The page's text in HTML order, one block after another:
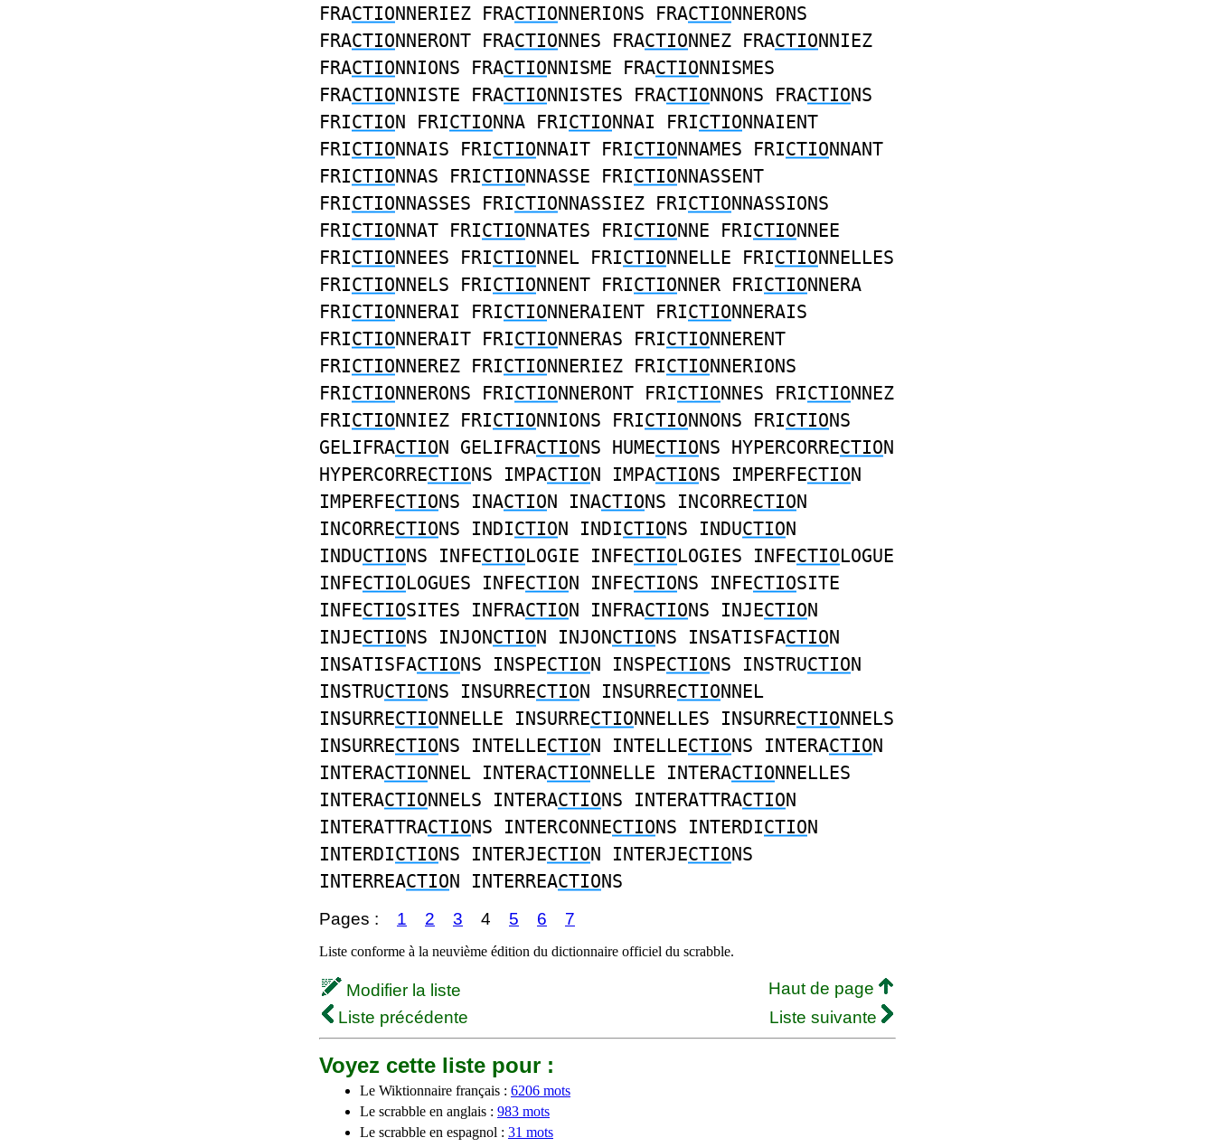
FRACTIONNERIEZ FRACTIONNERIONS FRACTIONNERONS
FRACTIONNERONT FRACTIONNES FRACTIONNEZ FRACTIONNIEZ
FRACTIONNIONS FRACTIONNISME FRACTIONNISMES
FRACTIONNISTE FRACTIONNISTES FRACTIONNONS FRACTIONS
FRICTION FRICTIONNA FRICTIONNAI FRICTIONNAIENT
FRICTIONNAIS FRICTIONNAIT FRICTIONNAMES FRICTIONNANT
FRICTIONNAS FRICTIONNASSE FRICTIONNASSENT
FRICTIONNASSES FRICTIONNASSIEZ FRICTIONNASSIONS
FRICTIONNAT FRICTIONNATES FRICTIONNE FRICTIONNEE
FRICTIONNEES FRICTIONNEL FRICTIONNELLE FRICTIONNELLES
FRICTIONNELS FRICTIONNENT FRICTIONNER FRICTIONNERA
FRICTIONNERAI FRICTIONNERAIENT FRICTIONNERAIS
FRICTIONNERAIT FRICTIONNERAS FRICTIONNERENT
FRICTIONNEREZ FRICTIONNERIEZ FRICTIONNERIONS
FRICTIONNERONS FRICTIONNERONT FRICTIONNES FRICTIONNEZ
FRICTIONNIEZ FRICTIONNIONS FRICTIONNONS FRICTIONS
GELIFRACTION GELIFRACTIONS HUMECTIONS HYPERCORRECTION
HYPERCORRECTIONS IMPACTION IMPACTIONS IMPERFECTION
IMPERFECTIONS INACTION INACTIONS INCORRECTION
INCORRECTIONS INDICTION INDICTIONS INDUCTION
INDUCTIONS INFECTIOLOGIE INFECTIOLOGIES INFECTIOLOGUE
INFECTIOLOGUES INFECTION INFECTIONS INFECTIOSITE
INFECTIOSITES INFRACTION INFRACTIONS INJECTION
INJECTIONS INJONCTION INJONCTIONS INSATISFACTION
INSATISFACTIONS INSPECTION INSPECTIONS INSTRUCTION
INSTRUCTIONS INSURRECTION INSURRECTIONNEL
INSURRECTIONNELLE INSURRECTIONNELLES INSURRECTIONNELS
INSURRECTIONS INTELLECTION INTELLECTIONS INTERACTION
INTERACTIONNEL INTERACTIONNELLE INTERACTIONNELLES
INTERACTIONNELS INTERACTIONS INTERATTRACTION
INTERATTRACTIONS INTERCONNECTIONS INTERDICTION
INTERDICTIONS INTERJECTION INTERJECTIONS
INTERREACTION INTERREACTIONS
Pages : 1 2 3 4 5 6 7
Liste conforme à la neuvième édition du dictionnaire officiel du scrabble.
Modifier la liste
Haut de page
Liste précédente
Liste suivante
Voyez cette liste pour :
Le Wiktionnaire français : 6206 mots
Le scrabble en anglais : 983 mots
Le scrabble en espagnol : 31 mots